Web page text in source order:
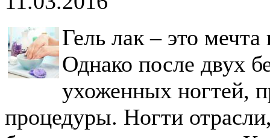
Гель лак – это
Однако после двух
ухоженных ногтей,
процедуры. Ногти